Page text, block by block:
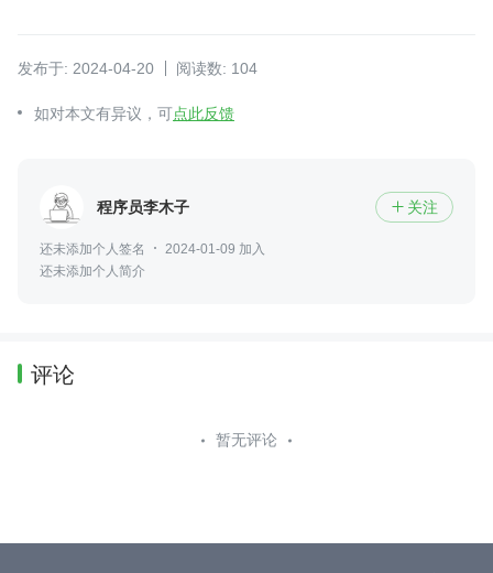
发布于: 2024-04-20 阅读数: 104
如对本文有异议，可点此反馈
程序员李木子  关注
还未添加个人签名
2024-01-09 加入
还未添加个人简介
评论
暂无评论